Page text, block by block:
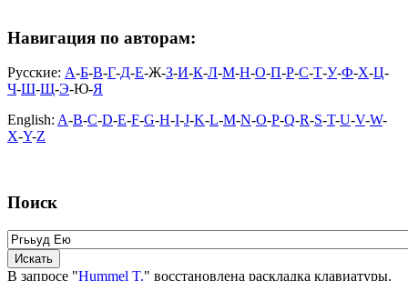
Навигация по авторам:
Русские: А-Б-В-Г-Д-Е-Ж-З-И-К-Л-М-Н-О-П-Р-С-Т-У-Ф-Х-Ц-
Ч-Ш-Щ-Э-Ю-Я
English: A-B-C-D-E-F-G-H-I-J-K-L-M-N-O-P-Q-R-S-T-U-V-W-
X-Y-Z
Поиск
В запросе "Hummel T." восстановлена раскладка клавиатуры.